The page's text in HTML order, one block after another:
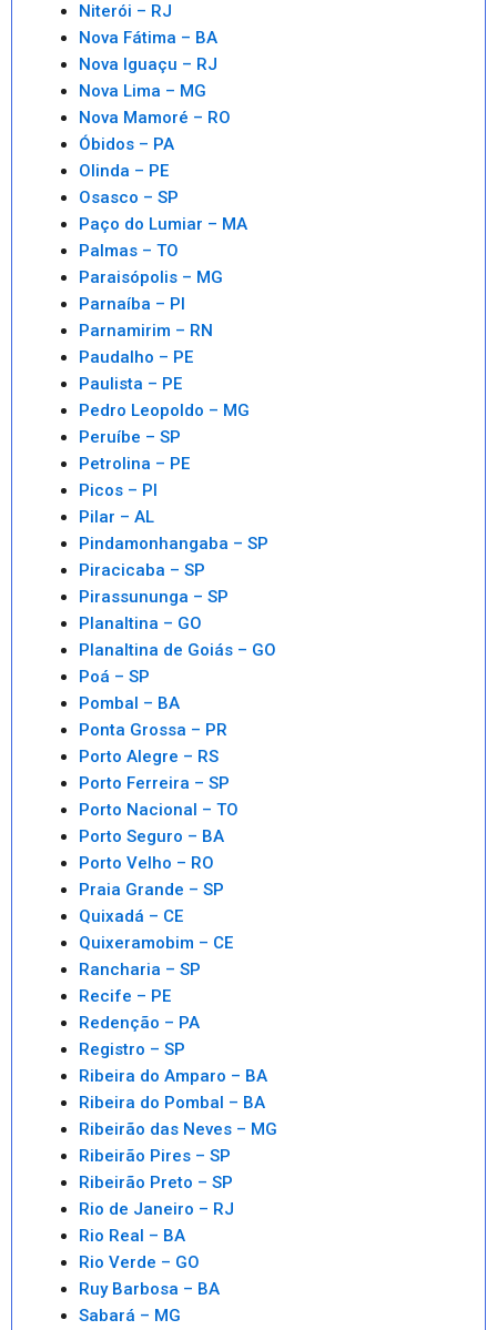
Niterói – RJ
Nova Fátima – BA
Nova Iguaçu – RJ
Nova Lima – MG
Nova Mamoré – RO
Óbidos – PA
Olinda – PE
Osasco – SP
Paço do Lumiar – MA
Palmas – TO
Paraisópolis – MG
Parnaíba – PI
Parnamirim – RN
Paudalho – PE
Paulista – PE
Pedro Leopoldo – MG
Peruíbe – SP
Petrolina – PE
Picos – PI
Pilar – AL
Pindamonhangaba – SP
Piracicaba – SP
Pirassununga – SP
Planaltina – GO
Planaltina de Goiás – GO
Poá – SP
Pombal – BA
Ponta Grossa – PR
Porto Alegre – RS
Porto Ferreira – SP
Porto Nacional – TO
Porto Seguro – BA
Porto Velho – RO
Praia Grande – SP
Quixadá – CE
Quixeramobim – CE
Rancharia – SP
Recife – PE
Redenção – PA
Registro – SP
Ribeira do Amparo – BA
Ribeira do Pombal – BA
Ribeirão das Neves – MG
Ribeirão Pires – SP
Ribeirão Preto – SP
Rio de Janeiro – RJ
Rio Real – BA
Rio Verde – GO
Ruy Barbosa – BA
Sabará – MG